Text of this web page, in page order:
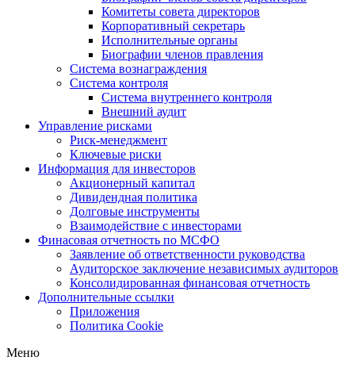
Комитеты совета директоров
Корпоративный секретарь
Исполнительные органы
Биографии членов правления
Система вознаграждения
Система контроля
Система внутреннего контроля
Внешний аудит
Управление рисками
Риск-менеджмент
Ключевые риски
Информация для инвесторов
Акционерный капитал
Дивидендная политика
Долговые инструменты
Взаимодействие с инвеcторами
Финасовая отчетность по МСФО
Заявление об ответственности руководства
Аудиторское заключение независимых аудиторов
Консолидированная финансовая отчетность
Дополнительные ссылки
Приложения
Политика Cookie
Меню